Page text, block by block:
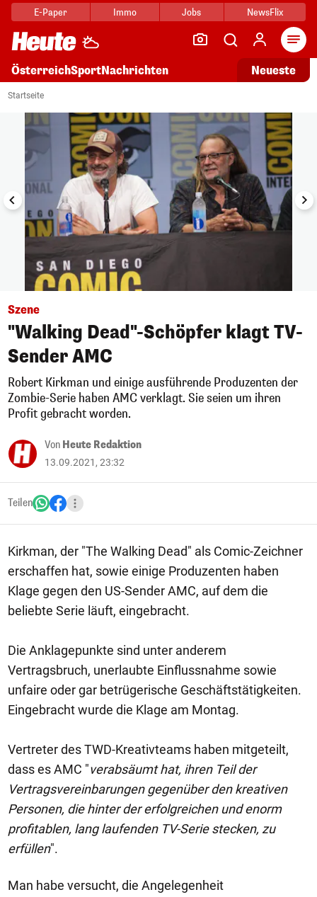
E-Paper Immo Jobs NewsFlix
ÖsterreichSportNachrichten Neueste
Startseite
1/5
Szene
"Walking Dead"-Schöpfer klagt TV-
Sender AMC
Robert Kirkman und einige ausführende Produzenten der
Zombie-Serie haben AMC verklagt. Sie seien um ihren
Profit gebracht worden.
Von Heute Redaktion
13.09.2021, 23:32
Teilen
Kirkman, der "The Walking Dead" als Comic-Zeichner
erschaffen hat, sowie einige Produzenten haben
Klage gegen den US-Sender AMC, auf dem die
beliebte Serie läuft, eingebracht.
Die Anklagepunkte sind unter anderem
Vertragsbruch, unerlaubte Einflussnahme sowie
unfaire oder gar betrügerische Geschäftstätigkeiten.
Eingebracht wurde die Klage am Montag.
Vertreter des TWD-Kreativteams haben mitgeteilt,
dass es AMC "verabsäumt hat, ihren Teil der
Vertragsvereinbarungen gegenüber den kreativen
Personen, die hinter der erfolgreichen und enorm
profitablen, lang laufenden TV-Serie stecken, zu
erfüllen".
Man habe versucht, die Angelegenheit